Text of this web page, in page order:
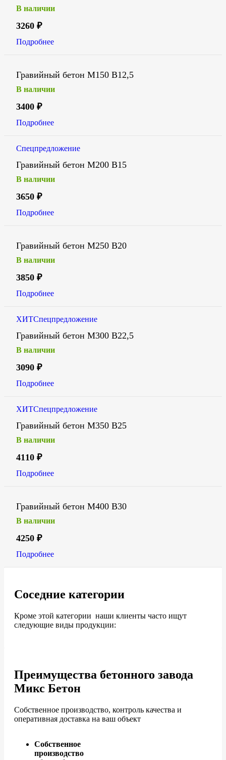
В наличии
3260 ₽
Подробнее
Гравийный бетон М150 В12,5
В наличии
3400 ₽
Подробнее
Спецпредложение
Гравийный бетон М200 В15
В наличии
3650 ₽
Подробнее
Гравийный бетон М250 В20
В наличии
3850 ₽
Подробнее
ХИТСпецпредложение
Гравийный бетон М300 В22,5
В наличии
3090 ₽
Подробнее
ХИТСпецпредложение
Гравийный бетон М350 В25
В наличии
4110 ₽
Подробнее
Гравийный бетон М400 В30
В наличии
4250 ₽
Подробнее
Соседние категории
Кроме этой категории наши клиенты часто ищут
следующие виды продукции:
Преимущества бетонного завода
Микс Бетон
Собственное производство, контроль качества и
оперативная доставка на ваш объект
Собственное
производство